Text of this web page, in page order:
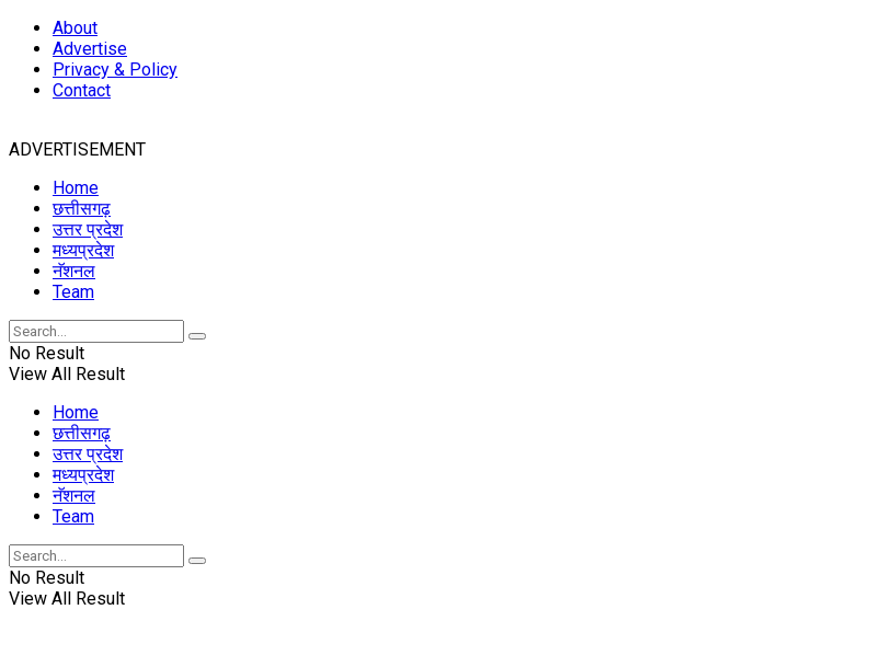
About
Advertise
Privacy & Policy
Contact
ADVERTISEMENT
Home
छत्तीसगढ़
उत्तर प्रदेश
मध्यप्रदेश
नॅशनल
Team
No Result
View All Result
Home
छत्तीसगढ़
उत्तर प्रदेश
मध्यप्रदेश
नॅशनल
Team
No Result
View All Result